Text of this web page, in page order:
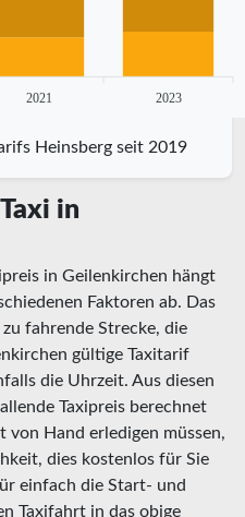
2021 2023
Heinsberg seit 2019
in
in Geilenkirchen hängt
Faktoren ab. Das
fahrende Strecke, die
gültige Taxitarif
die Uhrzeit. Aus diesen
Taxipreis berechnet
von Hand erledigen müssen,
dies kostenlos für Sie
einfach die Start- und
Taxifahrt in das obige